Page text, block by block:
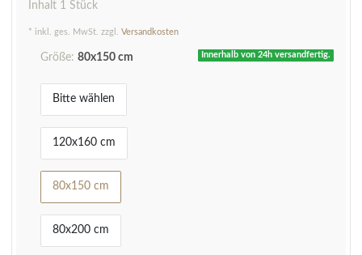
Inhalt 1 Stück
* inkl. ges. MwSt. zzgl. Versandkosten
Innerhalb von 24h versandfertig.
Größe: 80x150 cm
Bitte wählen
120x160 cm
80x150 cm
80x200 cm